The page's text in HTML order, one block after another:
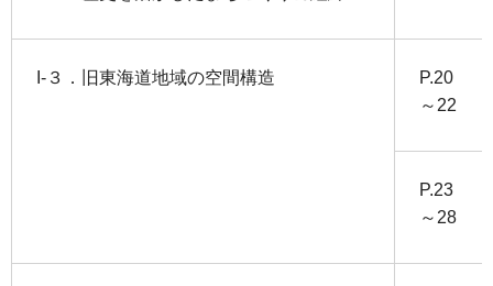
I-３．旧東海道地域の空間構造
P.20
～22
P.23
～28